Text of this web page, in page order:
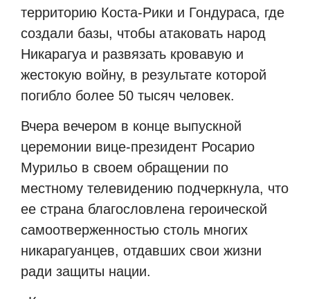
территорию Коста-Рики и Гондураса, где
создали базы, чтобы атаковать народ
Никарагуа и развязать кровавую и
жестокую войну, в результате которой
погибло более 50 тысяч человек.
Вчера вечером в конце выпускной
церемонии вице-президент Росарио
Мурильо в своем обращении по
местному телевидению подчеркнула, что
ее страна благословлена ​​героической
самоотверженностью столь многих
никарагуанцев, отдавших свои жизни
ради защиты нации.